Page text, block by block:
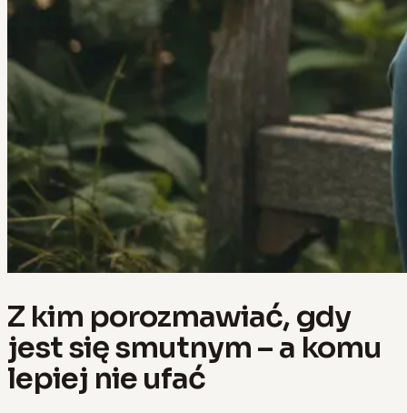
Z kim porozmawiać, gdy
jest się smutnym – a komu
lepiej nie ufać